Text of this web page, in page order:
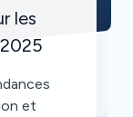
les
et